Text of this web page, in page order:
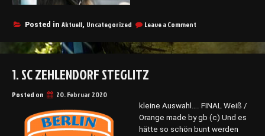
Posted in Aktuell, Uncategorized Leave a Comment
2020
1. SC ZEHLENDORF STEGLITZ
Posted on 20. Februar 2020
kleine Auswahl…. FINAL Weiß /
Orange made by gb (c) Und es
hätte so schön bunt werden